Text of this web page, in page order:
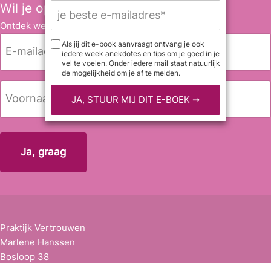
Wil je op de hoogte blijven?
Ontdek wekelijks leuke anekdotes en tips.
m
l
a
a
m
Praktijk Vertrouwen
Marlene Hanssen
Bosloop 38
Als jij dit e-book aanvraagt ontvang je ook
iedere week anekdotes en tips om je goed in je
vel te voelen. Onder iedere mail staat natuurlijk
de mogelijkheid om je af te melden.